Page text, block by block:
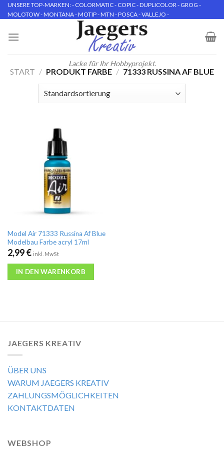
Skip
to
UNSERE TOP-MARKEN: - COLORMATIC - COPIC - DUPLICOLOR - GROG -
MOLOTOW - MONTANA - MOTIP - MTN - POSCA - VALLEJO -
Lacke für Ihr Hobbyprojekt.
START / PRODUKT FARBE / 71333 RUSSINA AF BLUE
Model Air 71333 Russina Af Blue
Modelbau Farbe acryl 17ml
2,99€ inkl. MwSt
IN DEN WARENKORB
JAEGERS KREATIV
ÜBER UNS
WARUM JAEGERS KREATIV
ZAHLUNGSMÖGLICHKEITEN
KONTAKTDATEN
WEBSHOP